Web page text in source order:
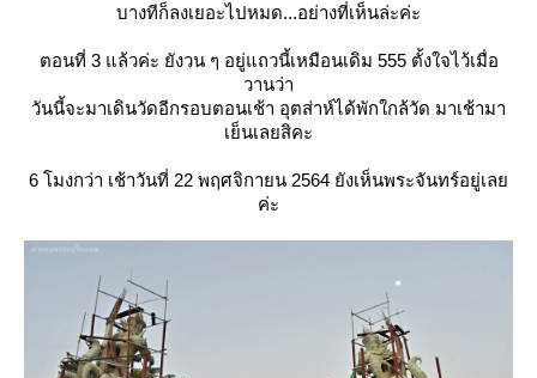
บางทีก็ลงเยอะไปหมด...อย่างที่เห็นล่ะค่ะ
ตอนที่ 3 แล้วค่ะ ยังวน ๆ อยู่แถวนี้เหมือนเดิม 555 ตั้งใจไว้เมื่อ
วานว่า
วันนี้จะมาเดินวัดอีกรอบตอนเช้า อุตส่าห์ได้พักใกล้วัด มาเช้ามา
เย็นเลยสิคะ
6 โมงกว่า เช้าวันที่ 22 พฤศจิกายน 2564 ยังเห็นพระจันทร์อยู่เล
ค่ะ